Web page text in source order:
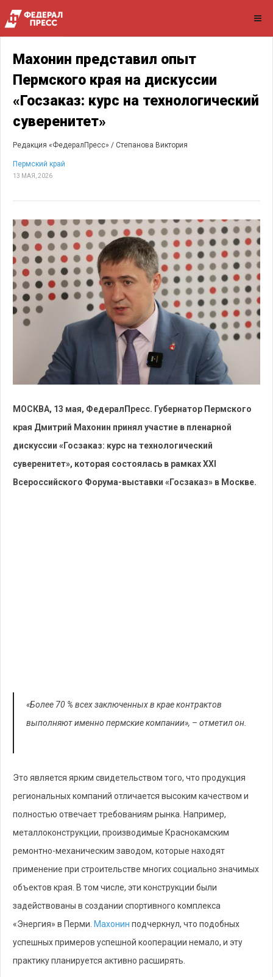
Махонин представил опыт
Пермского края на дискуссии
«Госзаказ: курс на технологический
суверенитет»
Редакция «ФедералПресс» / Степанова Виктория
Пермский край
13 МАЯ, 2026
МОСКВА, 13 мая, ФедералПресс. Губернатор Пермского
края Дмитрий Махонин принял участие в пленарной
дискуссии «Госзаказ: курс на технологический
суверенитет», которая состоялась в рамках XXI
Всероссийского Форума-выставки «Госзаказ» в Москве.
«Более 70 % всех заключенных в крае контрактов
выполняют именно пермские компании», – отметил он.
Это является ярким свидетельством того, что продукция
региональных компаний отличается высоким качеством и
полностью отвечает требованиям рынка. Например,
металлоконструкции, производимые Краснокамским
ремонтно-механическим заводом, которые находят
применение при строительстве многих социально значимых
объектов края. В том числе, эти конструкции были
задействованы в создании спортивного комплекса
«Энергия» в Перми. Махонин подчеркнул, что подобных
успешных примеров успешной кооперации немало, и эту
практику планируется активно расширять.